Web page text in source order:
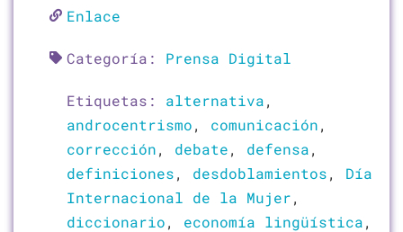
Enlace
Categoría: Prensa Digital
Etiquetas: alternativa,
androcentrismo, comunicación,
corrección, debate, defensa,
definiciones, desdoblamientos, Día
Internacional de la Mujer,
diccionario, economía lingüística,